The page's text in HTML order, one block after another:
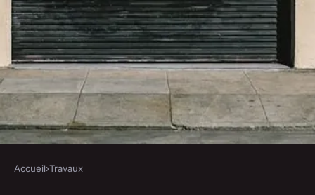
Accueil›Travaux